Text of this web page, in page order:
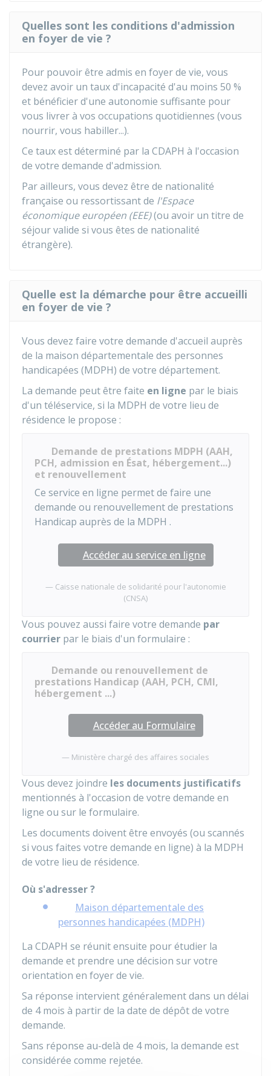
Quelles sont les conditions d'admission
en foyer de vie ?
Pour pouvoir être admis en foyer de vie, vous
devez avoir un taux d'incapacité d'au moins 50 %
et bénéficier d'une autonomie suffisante pour
vous livrer à vos occupations quotidiennes (vous
nourrir, vous habiller...).
Ce taux est déterminé par la CDAPH à l'occasion
de votre demande d'admission.
Par ailleurs, vous devez être de nationalité
française ou ressortissant de l'Espace
économique européen (EEE)(ou avoir un titre de
séjour valide si vous êtes de nationalité
étrangère).
Quelle est la démarche pour être accueilli
en foyer de vie ?
Vous devez faire votre demande d'accueil auprès
de la maison départementale des personnes
handicapées (MDPH) de votre département.
La demande peut être faite en ligne par le biais
d'un téléservice, si la MDPH de votre lieu de
résidence le propose :
Demande de prestations MDPH (AAH,
PCH, admission en Ésat, hébergement...)
et renouvellement
Ce service en ligne permet de faire une
demande ou renouvellement de prestations
Handicap auprès de la MDPH .
Accéder au service en ligne
Caisse nationale de solidarité pour l'autonomie
(CNSA)
Vous pouvez aussi faire votre demande par
courrier par le biais d'un formulaire :
Demande ou renouvellement de
prestations Handicap (AAH, PCH, CMI,
hébergement ...)
Accéder au Formulaire
Ministère chargé des affaires sociales
Vous devez joindre les documents justificatifs
mentionnés à l'occasion de votre demande en
ligne ou sur le formulaire.
Les documents doivent être envoyés (ou scannés
si vous faites votre demande en ligne) à la MDPH
de votre lieu de résidence.
Où s'adresser ?
Maison départementale des
personnes handicapées (MDPH)
La CDAPH se réunit ensuite pour étudier la
demande et prendre une décision sur votre
orientation en foyer de vie.
Sa réponse intervient généralement dans un délai
de 4 mois à partir de la date de dépôt de votre
demande.
Sans réponse au-delà de 4 mois, la demande est
considérée comme rejetée.